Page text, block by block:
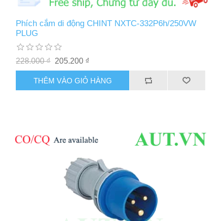
Phích cắm di động CHINT NXTC-332P6h/250VW
PLUG
228.000 ₫ 205.200 ₫
THÊM VÀO GIỎ HÀNG